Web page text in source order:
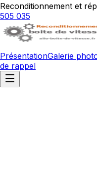
Reconditionnement et
505 035
PrésentationGalerie
de rappel